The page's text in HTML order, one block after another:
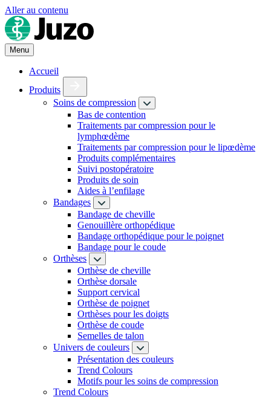
Aller au contenu
Menu
Accueil
Produits
Soins de compression
Bas de contention
Traitements par compression pour le
lymphœdème
Traitements par compression pour le lipœdème
Produits complémentaires
Suivi postopératoire
Produits de soin
Aides à l’enfilage
Bandages
Bandage de cheville
Genouillère orthopédique
Bandage orthopédique pour le poignet
Bandage pour le coude
Orthèses
Orthèse de cheville
Orthèse dorsale
Support cervical
Orthèse de poignet
Orthèses pour les doigts
Orthèse de coude
Semelles de talon
Univers de couleurs
Présentation des couleurs
Trend Colours
Motifs pour les soins de compression
Trend Colours